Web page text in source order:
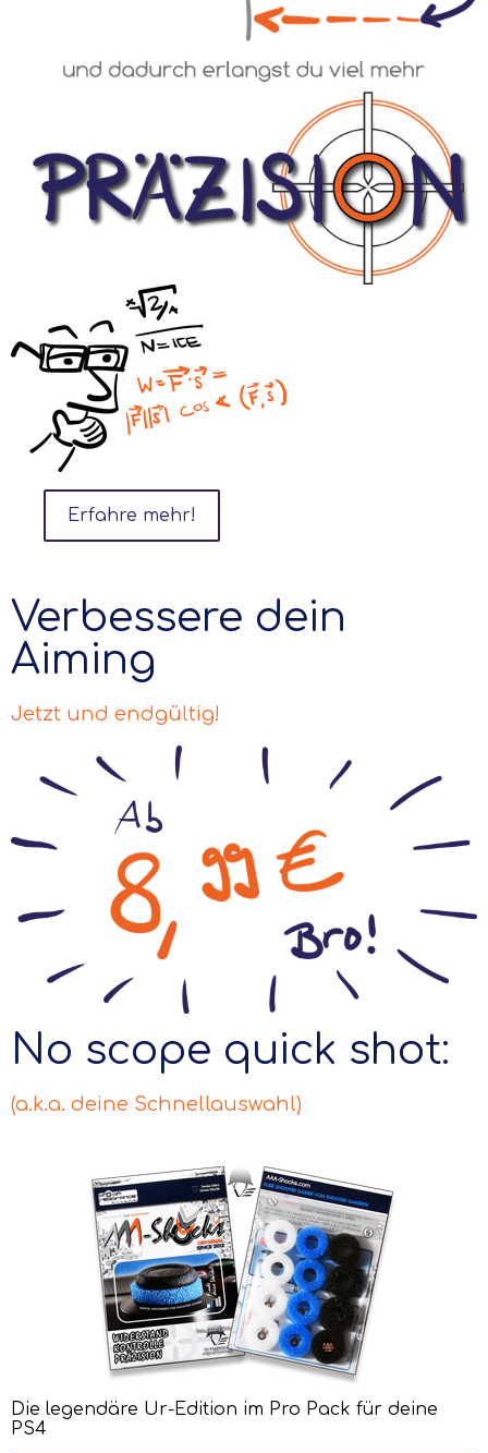
Erfahre mehr!
Verbessere dein
Aiming
Jetzt und endgültig!
No scope quick shot:
(a.k.a. deine Schnellauswahl)
Die legendäre Ur-Edition im Pro Pack für deine
PS4